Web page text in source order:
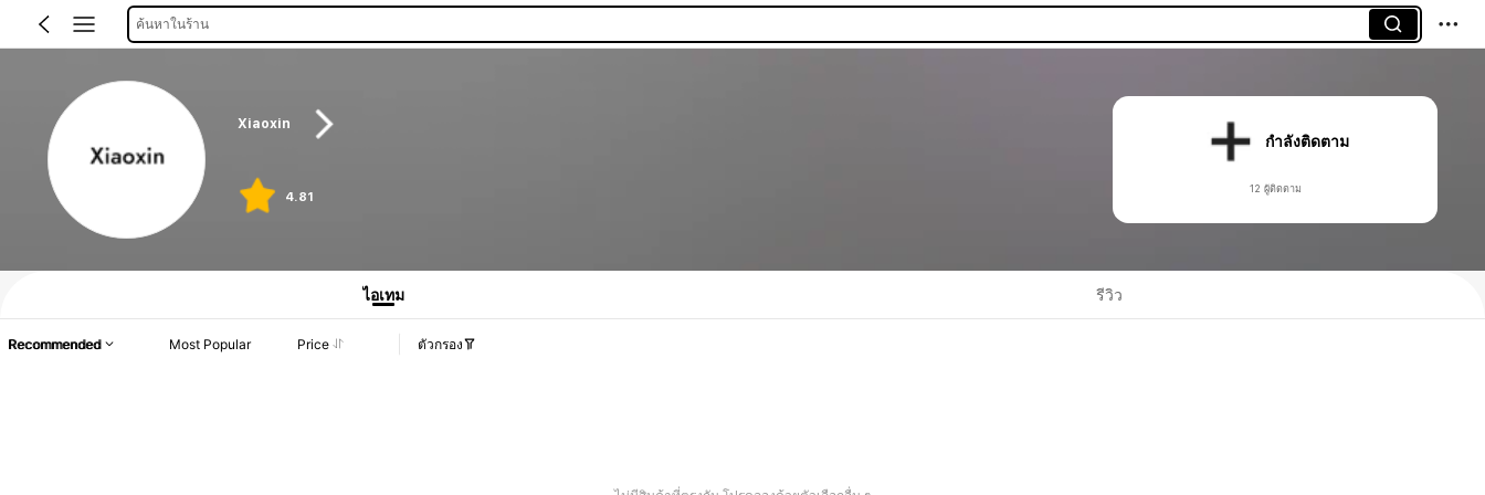
ค้นหาในร้าน
Xiaoxin
4.81
กำลังติดตาม
12 ผู้ติดตาม
ไอเทม รีวิว
Recommended Most Popular Price ตัวกรอง